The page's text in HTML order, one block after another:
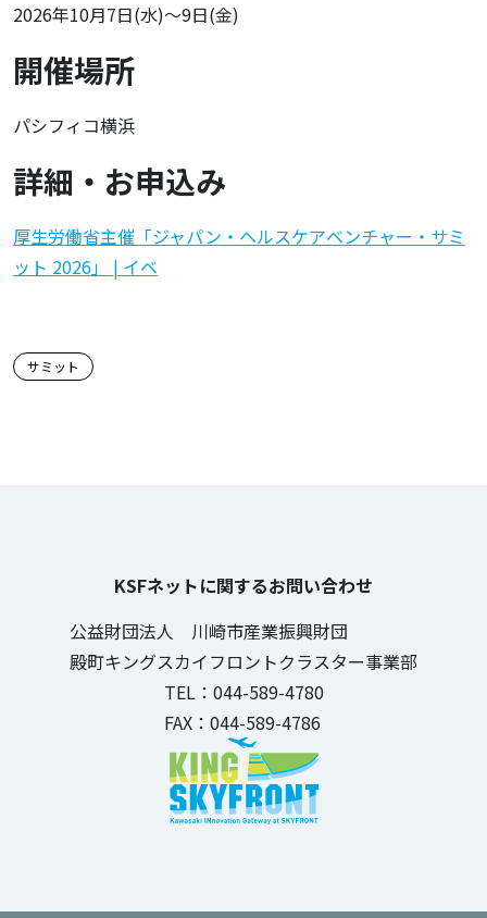
2026年10月7日(水)～9日(金)
開催場所
パシフィコ横浜
詳細・お申込み
厚生労働省主催「ジャパン・ヘルスケアベンチャー・サミ
ット 2026」 | イベ
この記事のタグ
サミット
KSFネットに関するお問い合わせ
公益財団法人 川崎市産業振興財団
殿町キングスカイフロントクラスター事業部
TEL：044-589-4780
FAX：044-589-4786